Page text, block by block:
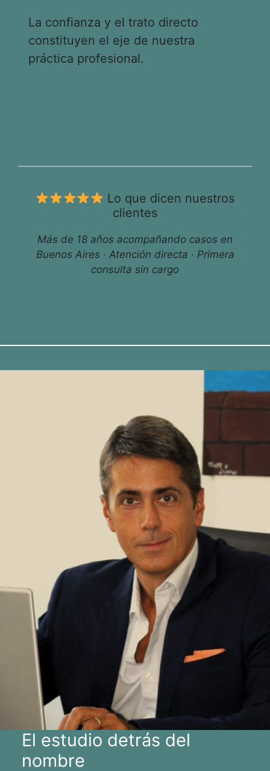
La confianza y el trato directo
constituyen el eje de nuestra
práctica profesional.
Lo que dicen nuestros
clientes
Más de 18 años acompañando casos en
Buenos Aires · Atención directa · Primera
consulta sin cargo
El estudio detrás del
nombre